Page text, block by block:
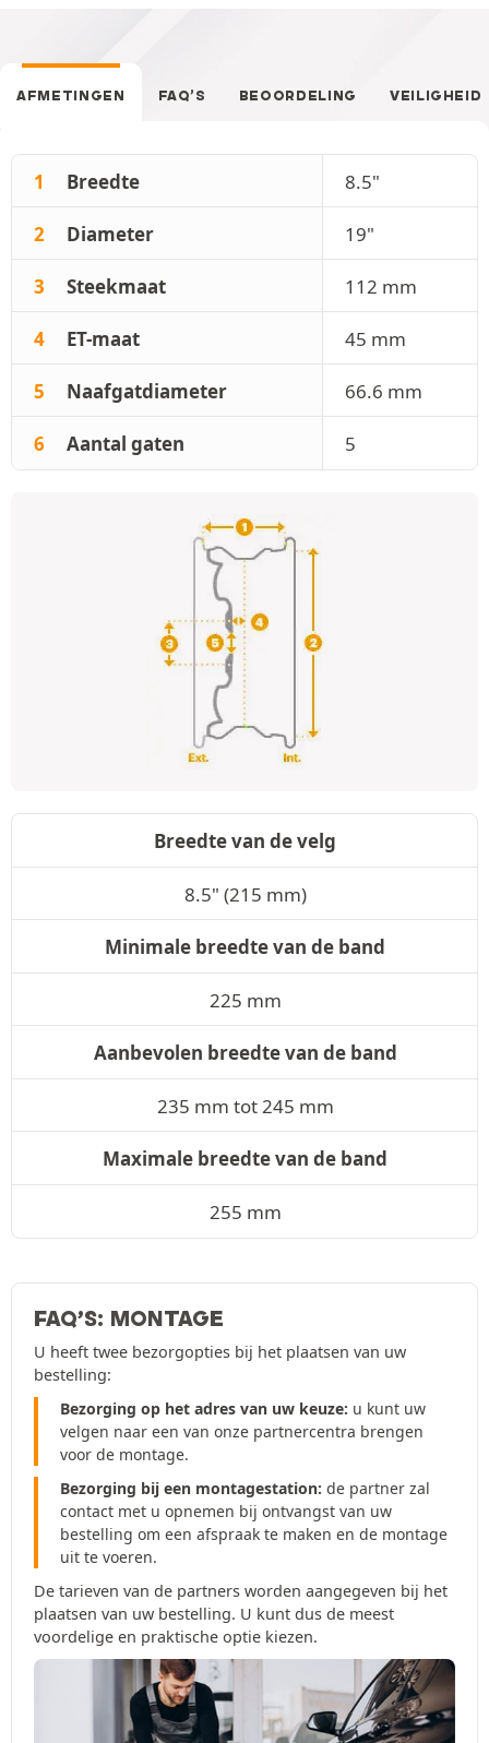
AFMETINGEN FAQ’S BEOORDELING VEILIGHEID
1 Breedte 8.5"
2 Diameter 19"
3 Steekmaat 112 mm
4 ET-maat 45 mm
5 Naafgatdiameter 66.6 mm
6 Aantal gaten 5
Breedte van de velg
8.5" (215 mm)
Minimale breedte van de band
225 mm
Aanbevolen breedte van de band
235 mm tot 245 mm
Maximale breedte van de band
255 mm
FAQ’S: MONTAGE
U heeft twee bezorgopties bij het plaatsen van uw
bestelling:
Bezorging op het adres van uw keuze: u kunt uw
velgen naar een van onze partnercentra brengen
voor de montage.
Bezorging bij een montagestation: de partner zal
contact met u opnemen bij ontvangst van uw
bestelling om een afspraak te maken en de montage
uit te voeren.
De tarieven van de partners worden aangegeven bij het
plaatsen van uw bestelling. U kunt dus de meest
voordelige en praktische optie kiezen.